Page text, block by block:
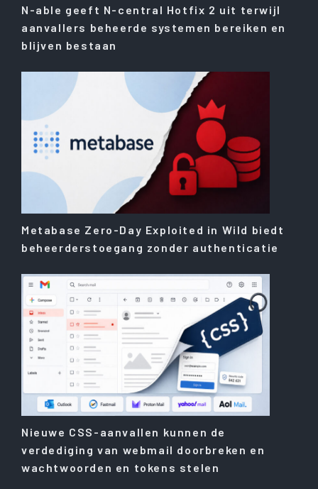
N-able geeft N-central Hotfix 2 uit terwijl
aanvallers beheerde systemen bereiken en
blijven bestaan
Metabase Zero-Day Exploited in Wild biedt
beheerderstoegang zonder authenticatie
Nieuwe CSS-aanvallen kunnen de
verdediging van webmail doorbreken en
wachtwoorden en tokens stelen